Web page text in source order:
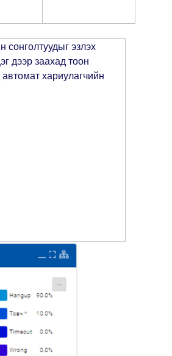
сонголтуудыг эзлэх
дээр заахад тоон
хариулагчийн